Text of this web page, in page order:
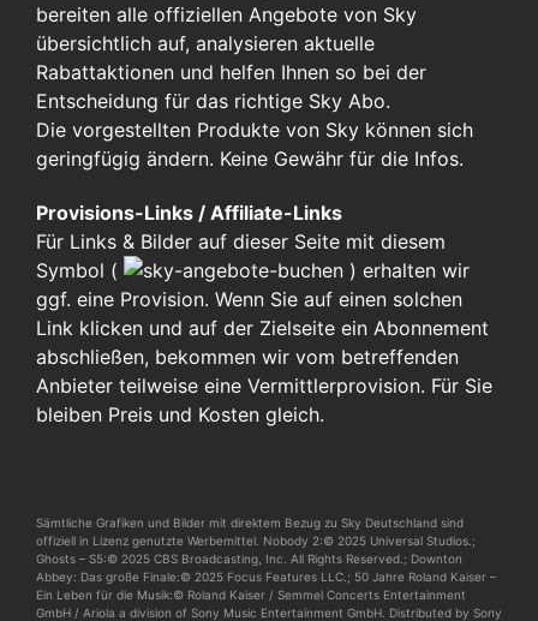
bereiten alle offiziellen Angebote von Sky
übersichtlich auf, analysieren aktuelle
Rabattaktionen und helfen Ihnen so bei der
Entscheidung für das richtige Sky Abo.
Die vorgestellten Produkte von Sky können sich
geringfügig ändern. Keine Gewähr für die Infos.
Provisions-Links / Affiliate-Links
Für Links & Bilder auf dieser Seite mit diesem
Symbol (
) erhalten wir
ggf. eine Provision. Wenn Sie auf einen solchen
Link klicken und auf der Zielseite ein Abonnement
abschließen, bekommen wir vom betreffenden
Anbieter teilweise eine Vermittlerprovision. Für Sie
bleiben Preis und Kosten gleich.
Sämtliche Grafiken und Bilder mit direktem Bezug zu Sky Deutschland sind
offiziell in Lizenz genutzte Werbemittel. Nobody 2:© 2025 Universal Studios.;
Ghosts – S5:© 2025 CBS Broadcasting, Inc. All Rights Reserved.; Downton
Abbey: Das große Finale:© 2025 Focus Features LLC.; 50 Jahre Roland Kaiser –
Ein Leben für die Musik:© Roland Kaiser / Semmel Concerts Entertainment
GmbH / Ariola a division of Sony Music Entertainment GmbH. Distributed by Sony